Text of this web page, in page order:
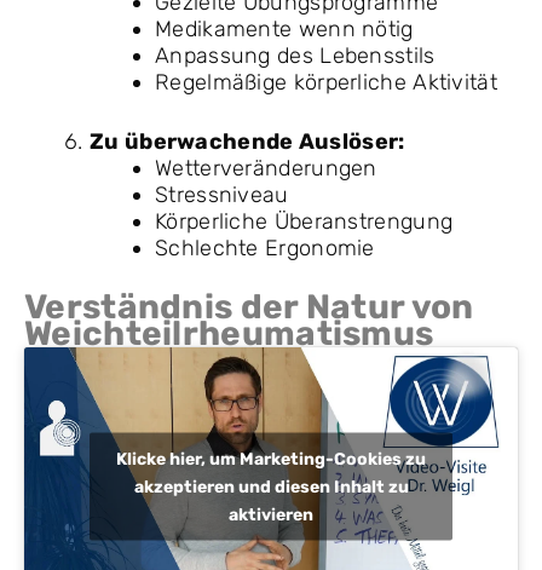
Medikamente wenn nötig
Anpassung des Lebensstils
Regelmäßige körperliche Aktivität
Zu überwachende Auslöser:
Wetterveränderungen
Stressniveau
Körperliche Überanstrengung
Schlechte Ergonomie
Verständnis der Natur von
Weichteilrheumatismus
Klicke hier, um Marketing-Cookies zu
akzeptieren und diesen Inhalt zu
aktivieren